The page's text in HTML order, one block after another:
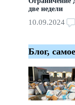
две недели
10.09.2024
Блог,